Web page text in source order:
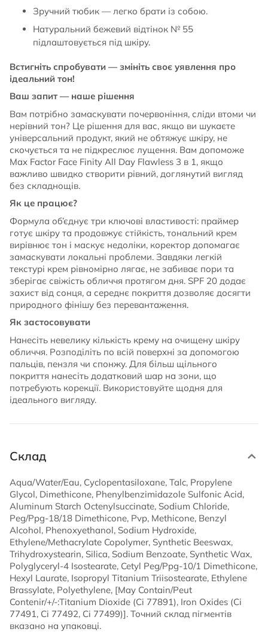
Зручний тюбик — легко брати із собою.
Натуральний бежевий відтінок № 55
підлаштовується під шкіру.
Встигніть спробувати — змініть своє уявлення про
ідеальний тон!
Ваш запит — наше рішення
Вам потрібно замаскувати почервоніння, сліди втоми чи
нерівний тон? Це рішення для вас, якщо ви шукаєте
універсальний продукт, який не обтяжує шкіру, не
скочується та не підкреслює лущення. Вам допоможе
Max Factor Face Finity All Day Flawless 3 в 1, якщо
важливо швидко створити рівний, доглянутий вигляд
без складнощів.
Як це працює?
Формула об’єднує три ключові властивості: праймер
готує шкіру та продовжує стійкість, тональний крем
вирівнює тон і маскує недоліки, коректор допомагає
замаскувати локальні проблеми. Завдяки легкій
текстурі крем рівномірно лягає, не забиває пори та
зберігає свіжість обличчя протягом дня. SPF 20 додає
захист від сонця, а середнє покриття дозволяє досягти
природного фінішу без перевантаження.
Як застосовувати
Нанесіть невелику кількість крему на очищену шкіру
обличчя. Розподіліть по всій поверхні за допомогою
пальців, пензля чи спонжу. Для більш щільного
покриття нанесіть додатковий шар на зони, що
потребують корекції. Використовуйте щодня для
ідеального вигляду.
Склад
Aqua/Water/Eau, Cyclopentasiloxane, Talc, Propylene
Glycol, Dimethicone, Phenylbenzimidazole Sulfonic Acid,
Aluminum Starch Octenylsuccinate, Sodium Chloride,
Peg/Ppg-18/18 Dimethicone, Pvp, Methicone, Benzyl
Alcohol, Phenoxyethanol, Sodium Hydroxide,
Ethylene/Methacrylate Copolymer, Synthetic Beeswax,
Trihydroxystearin, Silica, Sodium Benzoate, Synthetic Wax,
Polyglyceryl-4 Isostearate, Cetyl Peg/Ppg-10/1 Dimethicone,
Hexyl Laurate, Isopropyl Titanium Triisostearate, Ethylene
Brassylate, Polyethylene, [May Contain/Peut
Contenir/+/-:Titanium Dioxide (Ci 77891), Iron Oxides (Ci
77491, Ci 77492, Ci 77499)]. Точний склад пігментів
вказано на упаковці.